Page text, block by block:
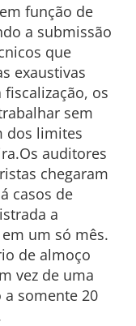
função de
a submissão
que
exaustivas
os
sem
dos limites
auditores
chegaram
casos de
a
um só mês.
de almoço
vez de uma
somente 20